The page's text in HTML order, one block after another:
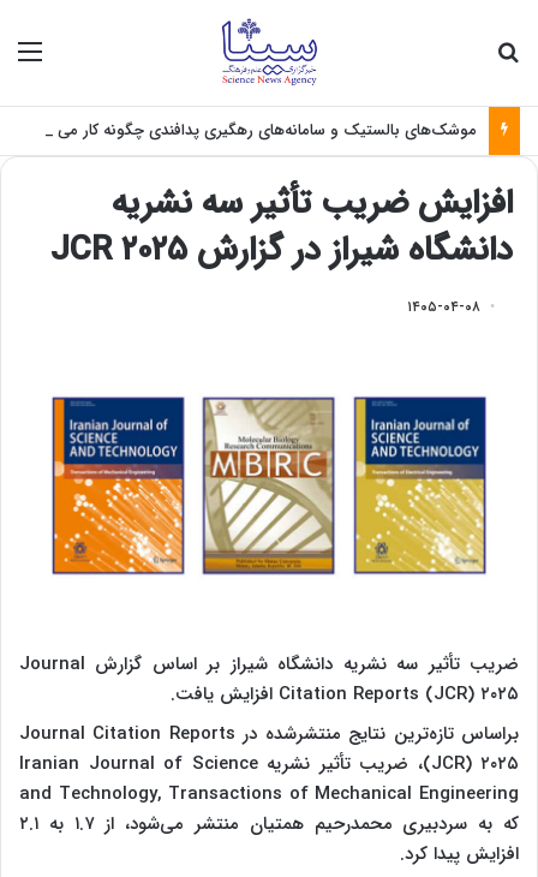
موشک‌های بالستیک و سامانه‌های رهگیری پدافندی چگونه کار می کنند؟
افزایش ضریب تأثیر سه نشریه
دانشگاه شیراز در گزارش JCR ۲۰۲۵
۱۴۰۵-۰۴-۰۸
ضریب تأثیر سه نشریه دانشگاه شیراز بر اساس گزارش Journal
Citation Reports (JCR) ۲۰۲۵ افزایش یافت.
براساس تازه‌ترین نتایج منتشرشده در Journal Citation Reports
(JCR) ۲۰۲۵، ضریب تأثیر نشریه Iranian Journal of Science
and Technology, Transactions of Mechanical Engineering
که به سردبیری محمدرحیم همتیان منتشر می‌شود، از ۱.۷ به ۲.۱
افزایش پیدا کرد.